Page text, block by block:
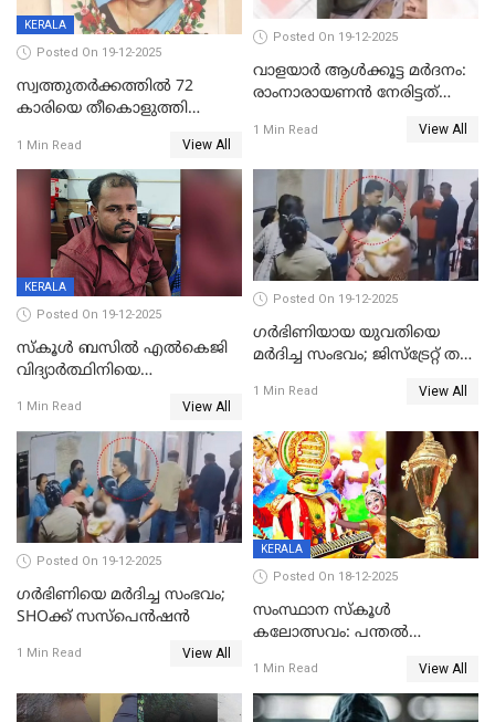
KERALA
Posted On 19-12-2025
സ്വത്തുതര്‍ക്കത്തില്‍ 72
കാരിയെ തീകൊളുത്തി
ക്രൂരകൊലപാതകത്തില്‍
സഹോദരിപുത്രന് ജീവപര്യന്തം
1 Min Read View All
Posted On 19-12-2025
വാളയാർ ആൾക്കൂട്ട മർദനം:
രാംനാരായണൻ നേരിട്ടത്
നാൽപ്പതിലേറെ
റിപ്പോർട്ട്
1 Min Read View All
KERALA
Posted On 19-12-2025
സ്കൂൾ ബസിൽ എൽകെജി
വിദ്യാര്‍ത്ഥിനിയെ
ക്ലീനര്‍ പിടിയിൽ
1 Min Read View All
Posted On 19-12-2025
ഗര്‍ഭിണിയായ യുവതിയെ
മര്‍ദിച്ച സംഭവം; ജിസ്‌ട്രേറ്റ് തല
യുവതി
1 Min Read View All
Posted On 19-12-2025
ഗര്‍ഭിണിയെ മർദിച്ച സംഭവം;
SHOക്ക് സസ്പെൻഷൻ
1 Min Read View All
KERALA
Posted On 18-12-2025
സംസ്ഥാന സ്കൂൾ
കലോത്സവം: പന്തൽ
1 Min Read View All